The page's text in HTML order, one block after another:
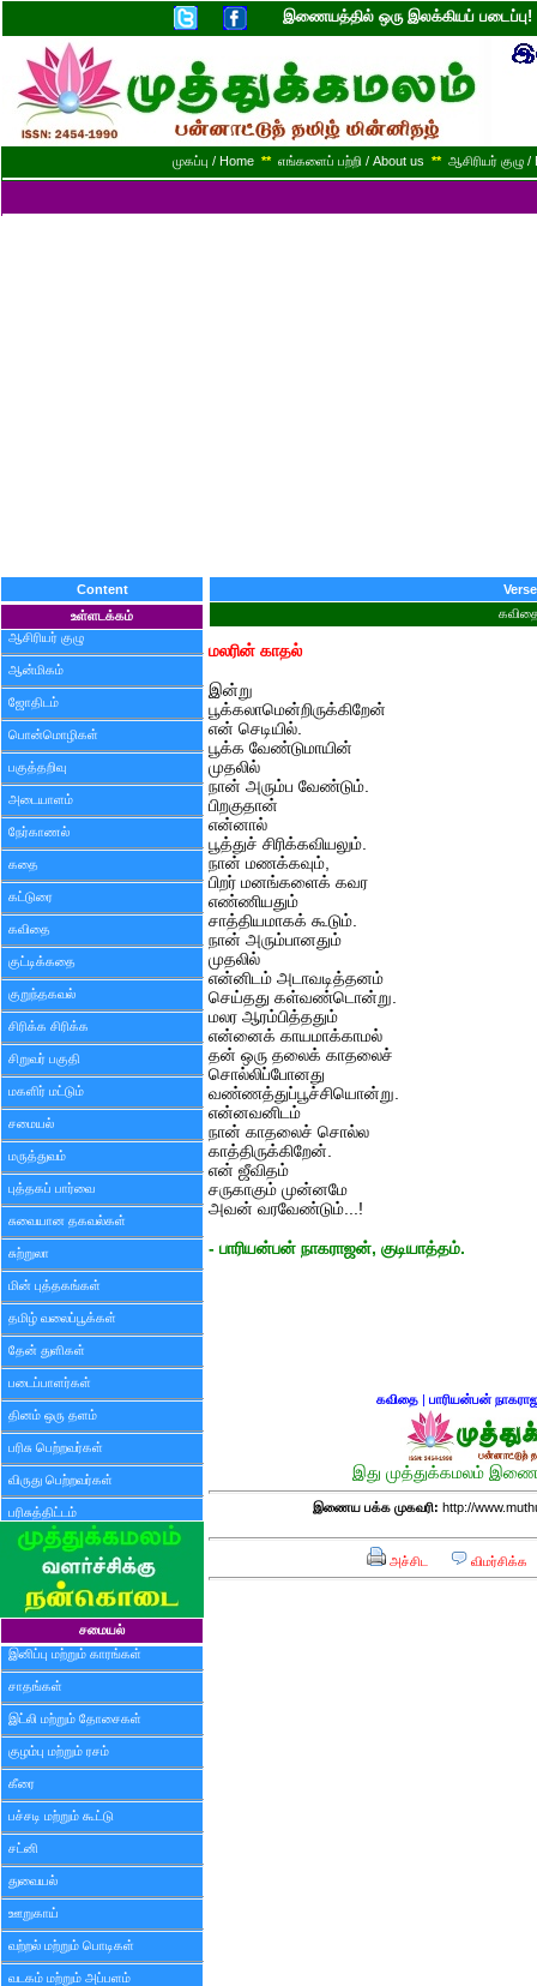
இணையத்தில் ஒரு இலக்கியப்
முகப்பு / Home ** எங்களைப் பற்றி / About us ** ஆசிரியர் குழு
Content
உள்ளடக்கம்
ஆசிரியர் குழு
ஆன்மிகம்
ஜோதிடம்
பொன்மொழிகள்
பகுத்தறிவு
அடையாளம்
நேர்காணல்
கதை
கட்டுரை
கவிதை
குட்டிக்கதை
குறுந்தகவல்
சிரிக்க சிரிக்க
சிறுவர் பகுதி
மகளிர் மட்டும்
சமையல்
மருத்துவம்
புத்தகப் பார்வை
சுவையான தகவல்கள்
சுற்றுலா
மின் புத்தகங்கள்
தமிழ் வலைப்பூக்கள்
தேன் துளிகள்
படைப்பாளர்கள்
தினம் ஒரு தளம்
பரிசு பெற்றவர்கள்
விருது பெற்றவர்கள்
பரிசுத்திட்டம்
சமையல்
இனிப்பு மற்றும் காரங்கள்
சாதங்கள்
இட்லி மற்றும் தோசைகள்
குழம்பு மற்றும் ரசம்
கீரை
பச்சடி மற்றும் கூட்டு
சட்னி
துவையல்
ஊறுகாய்
வற்றல் மற்றும் பொடிகள்
வடகம் மற்றும் அப்பளம்
Verse
மலரின் காதல்
இன்று
பூக்கலாமென்றிருக்கிறேன்
என் செடியில்.
பூக்க வேண்டுமாயின்
முதலில்
நான் அரும்ப வேண்டும்.
பிறகுதான்
என்னால்
பூத்துச் சிரிக்கவியலும்.
நான் மணக்கவும்,
பிறர் மனங்களைக் கவர
எண்ணியதும்
சாத்தியமாகக் கூடும்.
நான் அரும்பானதும்
முதலில்
என்னிடம் அடாவடித்தனம்
செய்தது கள்வண்டொன்று.
மலர ஆரம்பித்ததும்
என்னைக் காயமாக்காமல்
தன் ஒரு தலைக் காதலைச்
சொல்லிப்போனது
வண்ணத்துப்பூச்சியொன்று.
என்னவனிடம்
நான் காதலைச் சொல்ல
காத்திருக்கிறேன்.
என் ஜீவிதம்
சருகாகும் முன்னமே
அவன் வரவேண்டும்...!
- பாரியன்பன் நாகராஜன், குடியாத்தம்.
கவிதை| பாரியன்பன்
இது முத்துக்கமலம்
இணைய பக்க முகவரி: http://
அச்சிட விமர்சிக்க